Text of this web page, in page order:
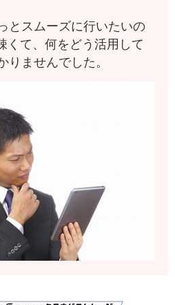
とスムーズに行いたいの
くて、何をどう活用して
りませんでした。